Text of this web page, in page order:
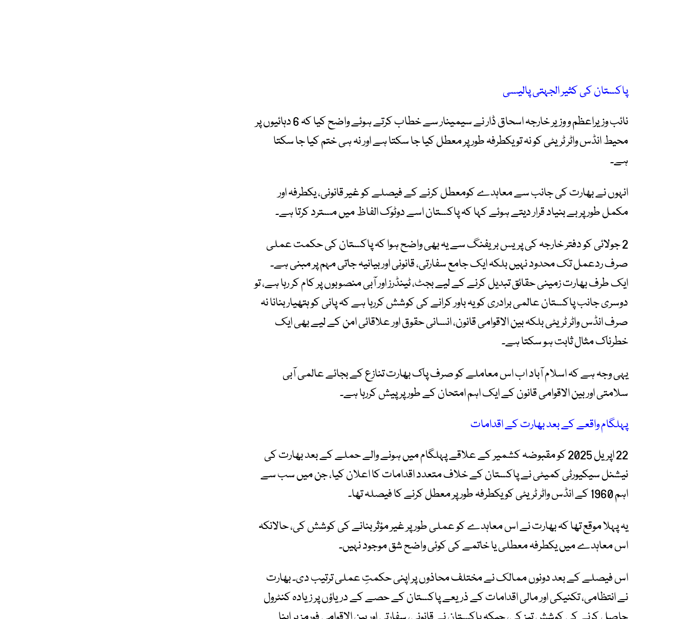
پاکستان کی کثیر الجہتی پالیسی
نائب وزیراعظم و وزیر خارجہ اسحاق ڈار نے سیمینار سے خطاب کرتے ہوئے واضح کیا کہ 6 دہائیوں پر
محیط انڈس واٹر ٹریٹی کو نہ تو یکطرفہ طور پر معطل کیا جا سکتا ہے اور نہ ہی ختم کیا جا سکتا
ہے۔
انہوں نے بھارت کی جانب سے معاہدے کومعطل کرنے کے فیصلے کو غیر قانونی، یکطرفہ اور
مکمل طور پر بے بنیاد قرار دیتے ہوئے کہا کہ پاکستان اسے دوٹوک الفاظ میں مسترد کرتا ہے۔
2 جولائی کو دفتر خارجہ کی پریس بریفنگ سے یہ بھی واضح ہوا کہ پاکستان کی حکمت عملی
صرف ردعمل تک محدود نہیں بلکہ ایک جامع سفارتی، قانونی اور بیانیہ جاتی مہم پر مبنی ہے۔
ایک طرف بھارت زمینی حقائق تبدیل کرنے کے لیے بجٹ، ٹینڈرز اور آبی منصوبوں پر کام کر رہا ہے، تو
دوسری جانب پاکستان عالمی برادری کو یہ باور کرانے کی کوشش کررہا ہے کہ پانی کو ہتھیار بنانا نہ
صرف انڈس واٹر ٹریٹی بلکہ بین الاقوامی قانون، انسانی حقوق اور علاقائی امن کے لیے بھی ایک
خطرناک مثال ثابت ہو سکتا ہے۔
یہی وجہ ہے کہ اسلام آباد اب اس معاملے کو صرف پاک بھارت تنازع کے بجائے عالمی آبی
سلامتی اور بین الاقوامی قانون کے ایک اہم امتحان کے طور پر پیش کررہا ہے۔
پہلگام واقعے کے بعد بھارت کے اقدامات
22 اپریل 2025 کو مقبوضہ کشمیر کے علاقے پہلگام میں ہونے والے حملے کے بعد بھارت کی
نیشنل سیکیورٹی کمیٹی نے پاکستان کے خلاف متعدد اقدامات کا اعلان کیا، جن میں سب سے
اہم 1960 کے انڈس واٹر ٹریٹی کو یکطرفہ طور پر معطل کرنے کا فیصلہ تھا۔
یہ پہلا موقع تھا کہ بھارت نے اس معاہدے کو عملی طور پر غیر مؤثر بنانے کی کوشش کی، حالانکہ
اس معاہدے میں یکطرفہ معطلی یا خاتمے کی کوئی واضح شق موجود نہیں۔
اس فیصلے کے بعد دونوں ممالک نے مختلف محاذوں پر اپنی حکمتِ عملی ترتیب دی۔ بھارت
نے انتظامی، تکنیکی اور مالی اقدامات کے ذریعے پاکستان کے حصے کے دریاؤں پر زیادہ کنٹرول